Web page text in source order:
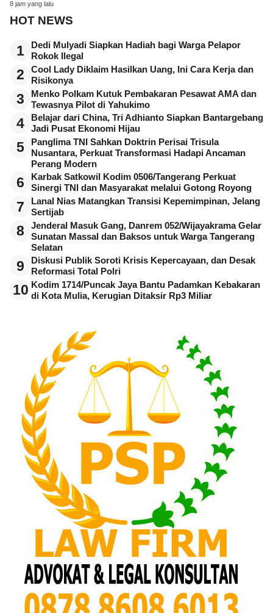
8 jam yang lalu
HOT NEWS
1
Dedi Mulyadi Siapkan Hadiah bagi Warga Pelapor
Rokok Ilegal
2
Cool Lady Diklaim Hasilkan Uang, Ini Cara Kerja dan
Risikonya
3
Menko Polkam Kutuk Pembakaran Pesawat AMA dan
Tewasnya Pilot di Yahukimo
4
Belajar dari China, Tri Adhianto Siapkan Bantargebang
Jadi Pusat Ekonomi Hijau
5
Panglima TNI Sahkan Doktrin Perisai Trisula
Nusantara, Perkuat Transformasi Hadapi Ancaman
Perang Modern
6
Karbak Satkowil Kodim 0506/Tangerang Perkuat
Sinergi TNI dan Masyarakat melalui Gotong Royong
7
Lanal Nias Matangkan Transisi Kepemimpinan, Jelang
Sertijab
8
Jenderal Masuk Gang, Danrem 052/Wijayakrama Gelar
Sunatan Massal dan Baksos untuk Warga Tangerang
Selatan
9
Diskusi Publik Soroti Krisis Kepercayaan, dan Desak
Reformasi Total Polri
10 Kodim 1714/Puncak Jaya Bantu Padamkan Kebakaran
di Kota Mulia, Kerugian Ditaksir Rp3 Miliar